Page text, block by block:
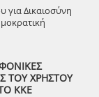
για Δικαιοσύνη
μαζί με ΟΛΟΥΣ
μέρα
ΤΟΥ ΧΡΗΣΤΟΥ
ΚΚΕ